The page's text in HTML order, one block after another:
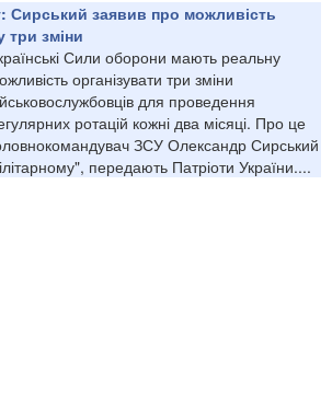
Сирський заявив про можливість
три зміни
Сили оборони мають реальну
організувати три зміни
для проведення
ротацій кожні два місяці. Про це
ЗСУ Олександр Сирський
передають Патріоти України....